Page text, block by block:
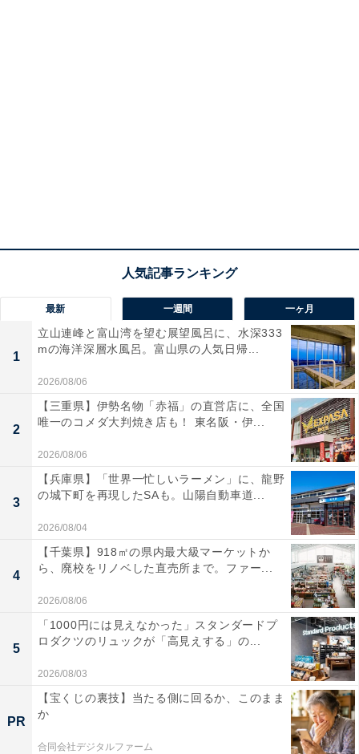
最新 一週間 一ヶ月
1
立山連峰と富山湾を望む展望風呂に、水深333
mの海洋深層水風呂。富山県の人気日帰...
2026/08/06
2
【三重県】伊勢名物「赤福」の直営店に、全国
唯一のコメダ大判焼き店も！ 東名阪・伊...
2026/08/06
3
【兵庫県】「世界一忙しいラーメン」に、龍野
の城下町を再現したSAも。山陽自動車道...
2026/08/04
4
【千葉県】918㎡の県内最大級マーケットか
ら、廃校をリノベした直売所まで。ファー...
2026/08/06
5
「1000円には見えなかった」スタンダードプ
ロダクツのリュックが「高見えする」の...
2026/08/03
PR
【宝くじの裏技】当たる側に回るか、このまま
か
合同会社デジタルファーム